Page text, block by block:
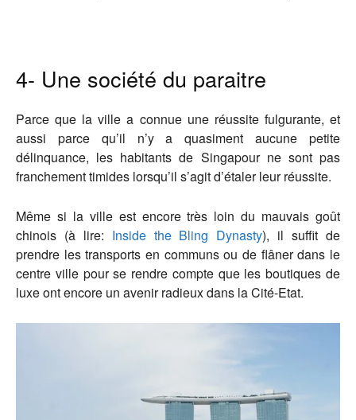
4- Une société du paraitre
Parce que la ville a connue une réussite fulgurante, et
aussi parce qu’il n’y a quasiment aucune petite
délinquance, les habitants de Singapour ne sont pas
franchement timides lorsqu’il s’agit d’étaler leur réussite.
Même si la ville est encore très loin du mauvais goût
chinois (à lire: Inside the Bling Dynasty), il suffit de
prendre les transports en communs ou de flâner dans le
centre ville pour se rendre compte que les boutiques de
luxe ont encore un avenir radieux dans la Cité-Etat.